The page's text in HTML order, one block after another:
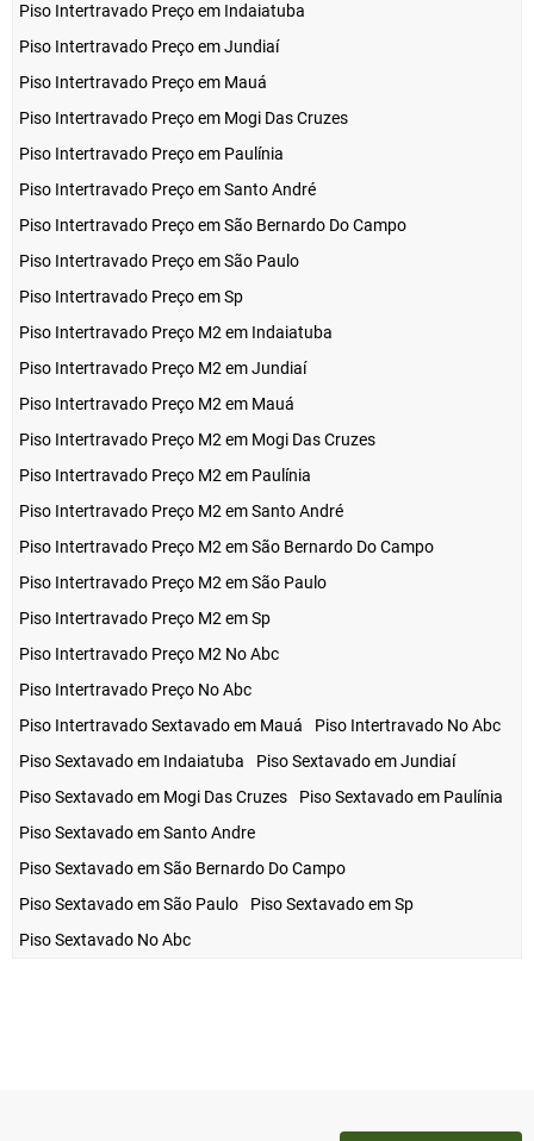
Piso Intertravado Preço em Indaiatuba
Piso Intertravado Preço em Jundiaí
Piso Intertravado Preço em Mauá
Piso Intertravado Preço em Mogi Das Cruzes
Piso Intertravado Preço em Paulínia
Piso Intertravado Preço em Santo André
Piso Intertravado Preço em São Bernardo Do Campo
Piso Intertravado Preço em São Paulo
Piso Intertravado Preço em Sp
Piso Intertravado Preço M2 em Indaiatuba
Piso Intertravado Preço M2 em Jundiaí
Piso Intertravado Preço M2 em Mauá
Piso Intertravado Preço M2 em Mogi Das Cruzes
Piso Intertravado Preço M2 em Paulínia
Piso Intertravado Preço M2 em Santo André
Piso Intertravado Preço M2 em São Bernardo Do Campo
Piso Intertravado Preço M2 em São Paulo
Piso Intertravado Preço M2 em Sp
Piso Intertravado Preço M2 No Abc
Piso Intertravado Preço No Abc
Piso Intertravado Sextavado em Mauá
Piso Intertravado No Abc
Piso Sextavado em Indaiatuba
Piso Sextavado em Jundiaí
Piso Sextavado em Mogi Das Cruzes
Piso Sextavado em Paulínia
Piso Sextavado em Santo Andre
Piso Sextavado em São Bernardo Do Campo
Piso Sextavado em São Paulo
Piso Sextavado em Sp
Piso Sextavado No Abc